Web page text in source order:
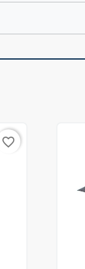
favorite_border